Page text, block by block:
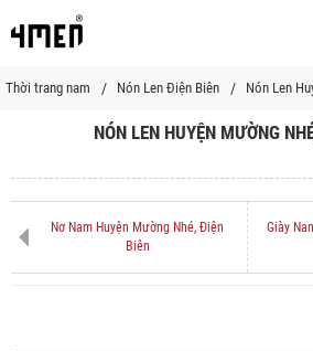
Thời trang nam Nón Len Điện Biên Nón Len
NÓN LEN HUYỆN MƯỜNG
Nơ Nam Huyện Mường Nhé, Điện
Biên
Giày